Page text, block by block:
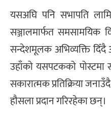
यसअघि पनि सभापति
सञ्जालमार्फत समसामयिक
सन्देशमूलक अभिव्यक्ति दिँदै
उहाँको यसपटकको
सकारात्मक प्रतिक्रिया
हौसला प्रदान गरिरहेका छन्।